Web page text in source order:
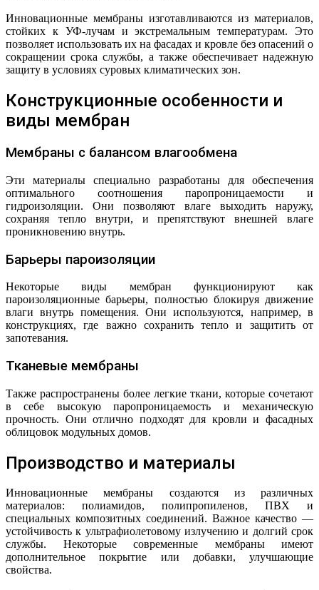
Инновационные мембраны изготавливаются из материалов,
стойких к УФ-лучам и экстремальным температурам. Это
позволяет использовать их на фасадах и кровле без опасений о
сокращении срока службы, а также обеспечивает надежную
защиту в условиях суровых климатических зон.
Конструкционные особенности и
виды мембран
Мембраны с балансом влагообмена
Эти материалы специально разработаны для обеспечения
оптимального соотношения паропроницаемости и
гидроизоляции. Они позволяют влаге выходить наружу,
сохраняя тепло внутри, и препятствуют внешней влаге
проникновению внутрь.
Барьеры пароизоляции
Некоторые виды мембран функционируют как
пароизоляционные барьеры, полностью блокируя движение
влаги внутрь помещения. Они используются, например, в
конструкциях, где важно сохранить тепло и защитить от
запотевания.
Тканевые мембраны
Также распространены более легкие ткани, которые сочетают
в себе высокую паропроницаемость и механическую
прочность. Они отлично подходят для кровли и фасадных
облицовок модульных домов.
Производство и материалы
Инновационные мембраны создаются из различных
материалов: полиамидов, полипропиленов, ПВХ и
специальных композитных соединений. Важное качество —
устойчивость к ультрафиолетовому излучению и долгий срок
службы. Некоторые современные мембраны имеют
дополнительное покрытие или добавки, улучшающие
свойства.